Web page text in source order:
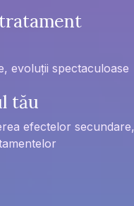
evoluții spectaculoase
tău
efectelor secundare,